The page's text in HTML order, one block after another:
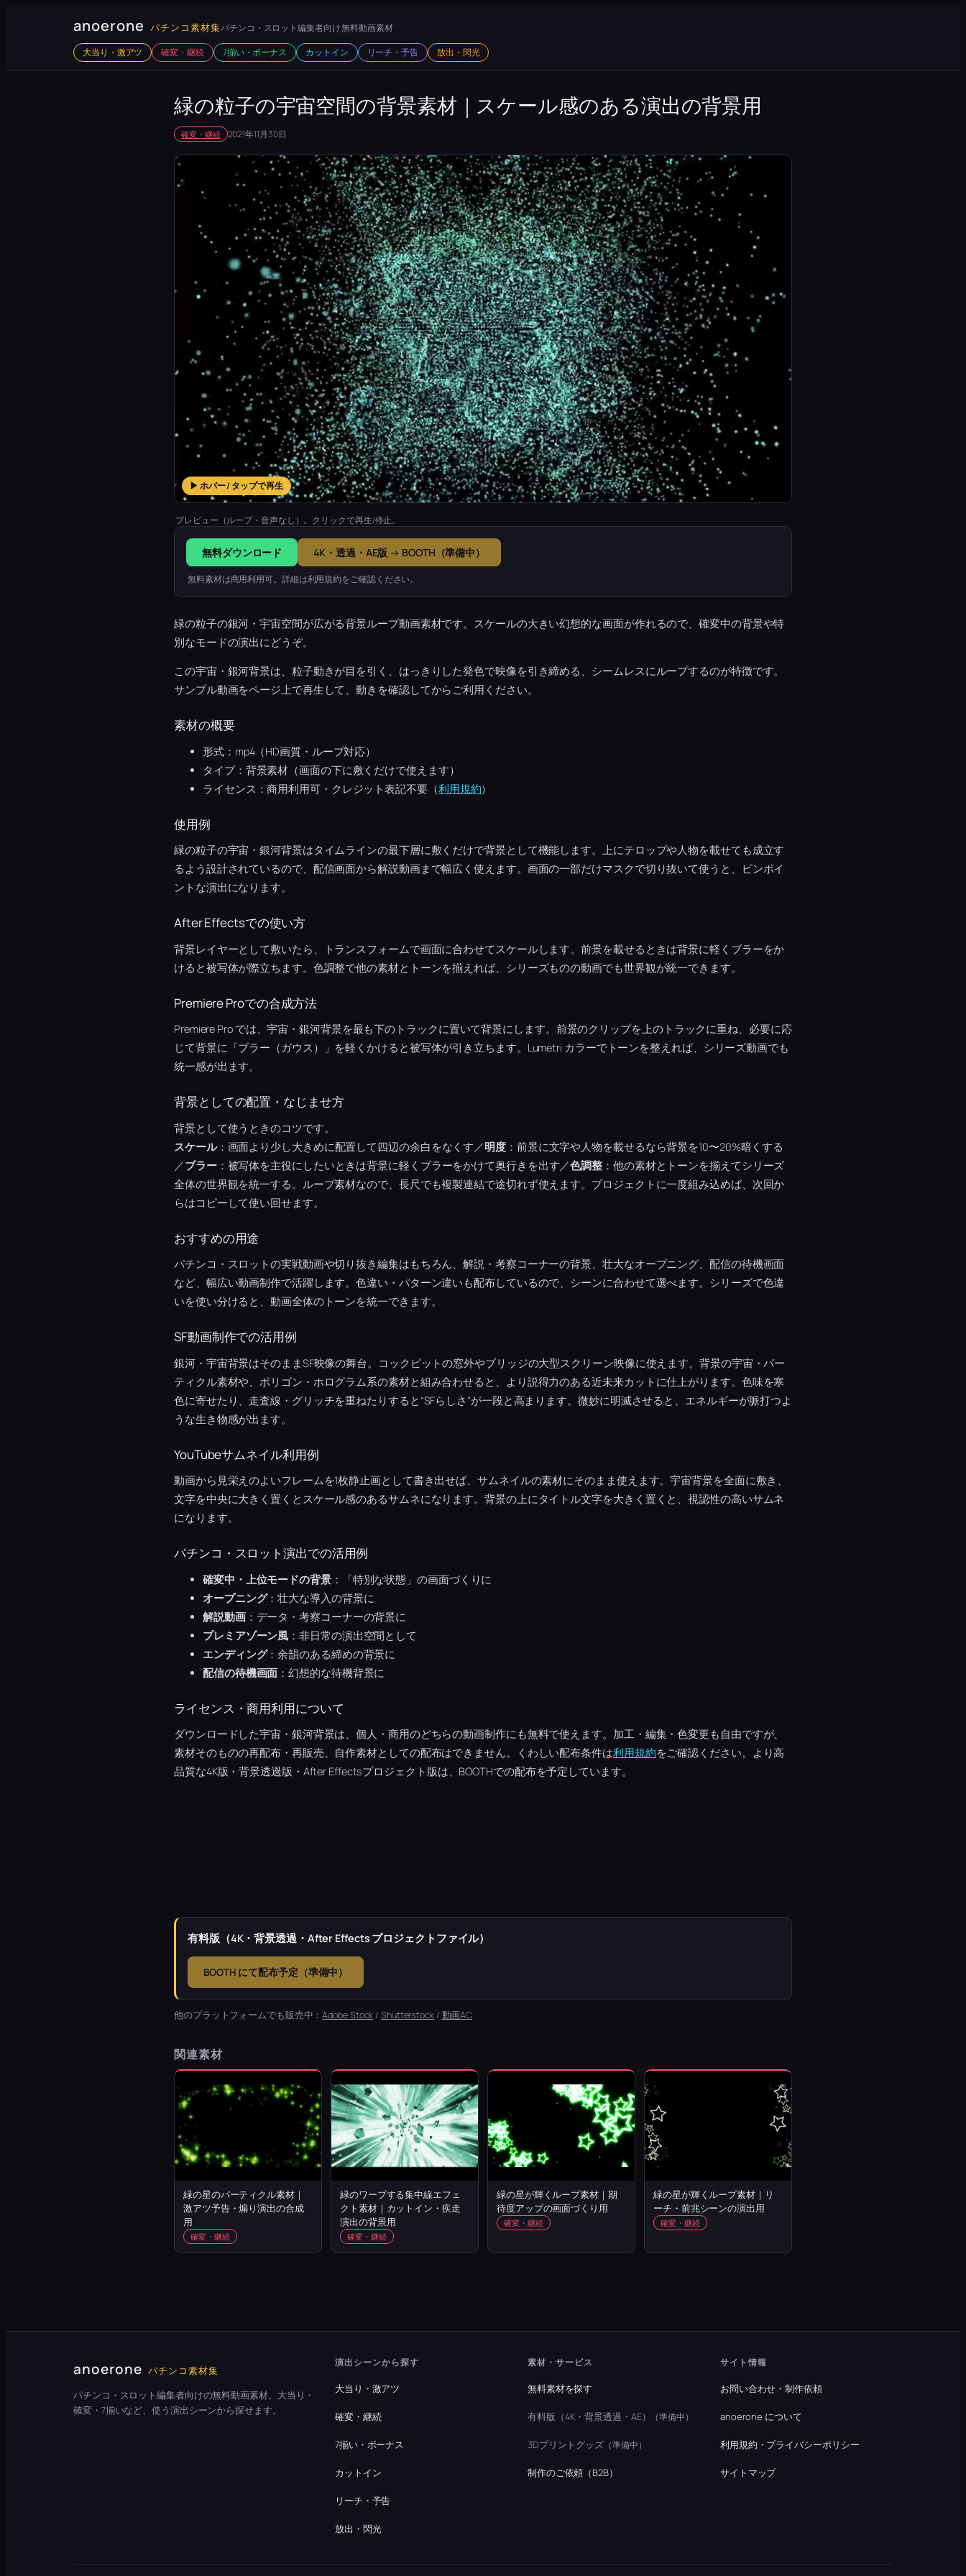
anoerone パチンコ素材集パチンコ・スロット編集者向け 無料動画素材
大当り・激アツ
確変・継続 7揃い・ボーナス カットイン リーチ・予告 放出・閃光
緑の粒子の宇宙空間の背景素材｜スケール感のある演出の背景用
確変・継続 2021年11月30日
▶ ホバー / タップで再生
プレビュー（ループ・音声なし）。クリックで再生/停止。
無料ダウンロード 4K・透過・AE版 → BOOTH（準備中）
無料素材は商用利用可。詳細は利用規約をご確認ください。
緑の粒子の銀河・宇宙空間が広がる背景ループ動画素材です。スケールの大きい幻想的な画面が作れるので、確変中の背景や特
別なモードの演出にどうぞ。
この宇宙・銀河背景は、粒子動きが目を引く、はっきりした発色で映像を引き締める、シームレスにループするのが特徴です。
サンプル動画をページ上で再生して、動きを確認してからご利用ください。
素材の概要
形式：mp4（HD画質・ループ対応）
タイプ：背景素材（画面の下に敷くだけで使えます）
ライセンス：商用利用可・クレジット表記不要（利用規約）
使用例
緑の粒子の宇宙・銀河背景はタイムラインの最下層に敷くだけで背景として機能します。上にテロップや人物を載せても成立す
るよう設計されているので、配信画面から解説動画まで幅広く使えます。画面の一部だけマスクで切り抜いて使うと、ピンポイ
ントな演出になります。
After Effectsでの使い方
背景レイヤーとして敷いたら、トランスフォームで画面に合わせてスケールします。前景を載せるときは背景に軽くブラーをか
けると被写体が際立ちます。色調整で他の素材とトーンを揃えれば、シリーズものの動画でも世界観が統一できます。
Premiere Proでの合成方法
Premiere Pro では、宇宙・銀河背景を最も下のトラックに置いて背景にします。前景のクリップを上のトラックに重ね、必要に応
じて背景に「ブラー（ガウス）」を軽くかけると被写体が引き立ちます。Lumetri カラーでトーンを整えれば、シリーズ動画でも
統一感が出ます。
背景としての配置・なじませ方
背景として使うときのコツです。
スケール：画面より少し大きめに配置して四辺の余白をなくす／明度：前景に文字や人物を載せるなら背景を10〜20%暗くする
／ブラー：被写体を主役にしたいときは背景に軽くブラーをかけて奥行きを出す／色調整 ：他の素材とトーンを揃えてシリーズ
全体の世界観を統一する。ループ素材なので、長尺でも複製連結で途切れず使えます。プロジェクトに一度組み込めば、次回か
らはコピーして使い回せます。
おすすめの用途
パチンコ・スロットの実戦動画や切り抜き編集はもちろん、解説・考察コーナーの背景、壮大なオープニング、配信の待機画面
など、幅広い動画制作で活躍します。色違い・パターン違いも配布しているので、シーンに合わせて選べます。シリーズで色違
いを使い分けると、動画全体のトーンを統一できます。
SF動画制作での活用例
銀河・宇宙背景はそのままSF映像の舞台。コックピットの窓外やブリッジの大型スクリーン映像に使えます。背景の宇宙・パー
ティクル素材や、ポリゴン・ホログラム系の素材と組み合わせると、より説得力のある近未来カットに仕上がります。色味を寒
色に寄せたり、走査線・グリッチを重ねたりすると“SFらしさ”が一段と高まります。微妙に明滅させると、エネルギーが脈打つよ
うな生き物感が出ます。
YouTubeサムネイル利用例
動画から見栄えのよいフレームを1枚静止画として書き出せば、サムネイルの素材にそのまま使えます。宇宙背景を全面に敷き、
文字を中央に大きく置くとスケール感のあるサムネになります。背景の上にタイトル文字を大きく置くと、視認性の高いサムネ
になります。
パチンコ・スロット演出での活用例
確変中・上位モードの背景：「特別な状態」の画面づくりに
オープニング：壮大な導入の背景に
解説動画：データ・考察コーナーの背景に
プレミアゾーン風 ：非日常の演出空間として
エンディング：余韻のある締めの背景に
配信の待機画面 ：幻想的な待機背景に
ライセンス・商用利用について
ダウンロードした宇宙・銀河背景は、個人・商用のどちらの動画制作にも無料で使えます。加工・編集・色変更も自由ですが、
素材そのものの再配布・再販売、自作素材としての配布はできません。くわしい配布条件は利用規約をご確認ください。より高
品質な4K版・背景透過版・After Effectsプロジェクト版は、BOOTHでの配布を予定しています。
有料版（4K・背景透過・After Effects プロジェクトファイル）
BOOTH にて配布予定（準備中）
他のプラットフォームでも販売中：Adobe Stock /Shutterstock/ 動画AC
関連素材
緑の星のパーティクル素材｜
激アツ予告・煽り演出の合成
用
確変・継続
緑のワープする集中線エフェ
クト素材｜カットイン・疾走
演出の背景用
確変・継続
緑の星が輝くループ素材｜期
待度アップの画面づくり用
確変・継続
緑の星が輝くループ素材｜リ
ーチ・前兆シーンの演出用
確変・継続
anoerone パチンコ素材集
パチンコ・スロット編集者向けの無料動画素材。大当り・
確変・7揃いなど、使う演出シーンから探せます。
演出シーンから探す
大当り・激アツ
確変・継続
7揃い・ボーナス
カットイン
リーチ・予告
放出・閃光
素材・サービス
無料素材を探す
有料版（4K・背景透過・AE） （準備中）
3Dプリントグッズ （準備中）
制作のご依頼（B2B）
サイト情報
お問い合わせ・制作依頼
anoerone について
利用規約・プライバシーポリシー
サイトマップ